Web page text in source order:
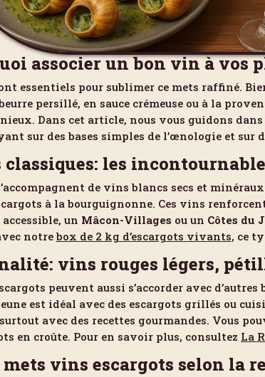
associer un bon vin à vos
essentiels pour sublimer ce mets raffiné.
persillé, en sauce crémeuse ou à la
Dans cet article, nous vous guidons
sur des bases simples de l’œnologie et sur
classiques: les
de vins blancs secs et
à la bourguignonne. Ces vins
un Mâcon-Villages ou un Côtes du
notrebox de 2 kg d’escargots vivants, ce
vins rouges légers,
peuvent aussi s’accorder avec
est idéal avec des escargots grillés ou
avec des recettes gourmandes. Vous
en croûte. Pour en savoir plus, consultez La
vins escargots selon la